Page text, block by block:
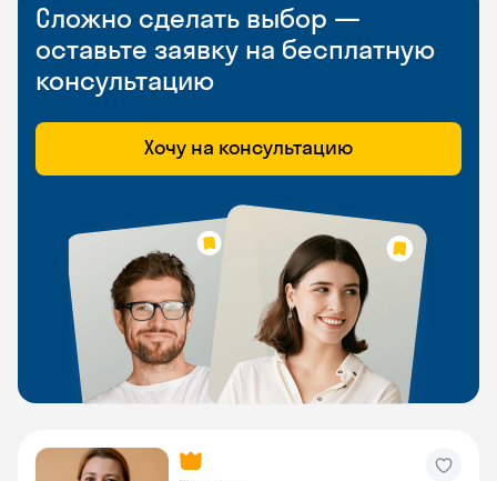
Сложно сделать выбор —
оставьте заявку на бесплатную
консультацию
Хочу на консультацию